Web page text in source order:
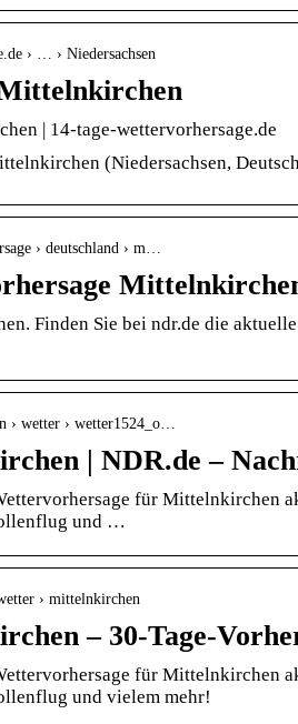
› … › Niedersachsen
| 14-tage-wettervorhersage.de
(Niedersachsen,
› deutschland › m…
Finden Sie bei ndr.de die
› wetter › wetter1524_o…
| NDR.de –
für Mittelnkirchen
und …
› mittelnkirchen
– 30-Tage-
für Mittelnkirchen
und vielem mehr!